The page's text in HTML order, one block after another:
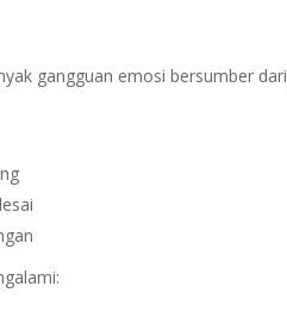
gangguan emosi bersumber dari